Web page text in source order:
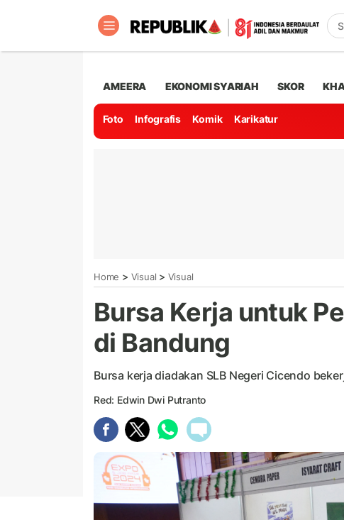
AMEERA EKONOMI SYARIAH SKOR
Foto Infografis Komik Karikatur
Home > Visual > Visual
Bursa Kerja untuk
di Bandung
Bursa kerja diadakan SLB Negeri Cicendo
Red: Edwin Dwi Putranto